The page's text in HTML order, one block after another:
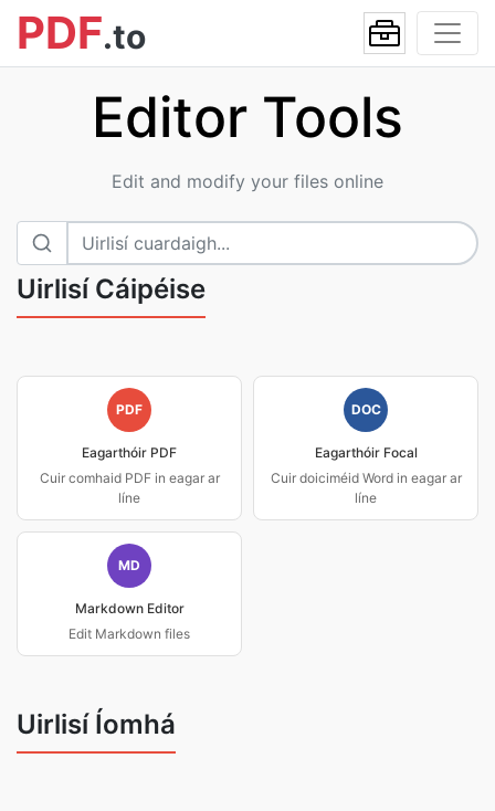
PDF.to
Editor Tools
Edit and modify your files online
Uirlisí Cáipéise
PDF
Eagarthóir PDF
Cuir comhaid PDF in eagar ar
líne
DOC
Eagarthóir Focal
Cuir doiciméid Word in eagar ar
líne
MD
Markdown Editor
Edit Markdown files
Uirlisí Íomhá